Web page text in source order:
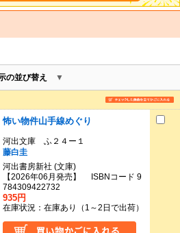
の並び替え
怖い物件山手線めぐり
河出文庫 ふ２４ー１
藤白圭
河出書房新社 (文庫)
【2026年06月発売】 ISBNコード 9
784309422732
935円
在庫状況：在庫あり（1～2日で出荷）